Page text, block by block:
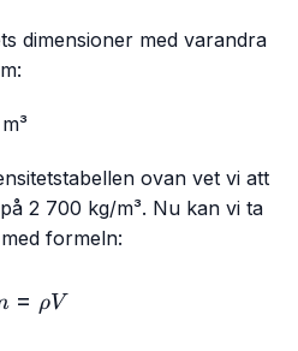
dimensioner med varandra
ovan vet vi att
2 700 kg/m³. Nu kan vi ta
formeln:
m=ρ V
= ρV